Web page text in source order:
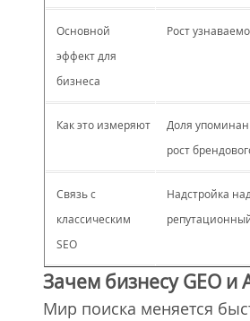
Основной
эффект для
бизнеса
Рост
Как это измеряют
Доля
рост
Связь с
классическим
SEO
Надстройка
Зачем бизнесу GEO и
Мир поиска меняется